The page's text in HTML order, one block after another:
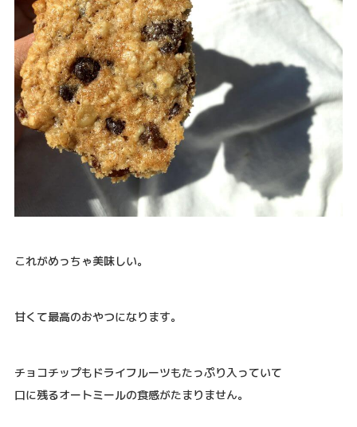
これがめっちゃ美味しい。
甘くて最高のおやつになります。
チョコチップもドライフルーツもたっぷり入っていて
口に残るオートミールの食感がたまりません。